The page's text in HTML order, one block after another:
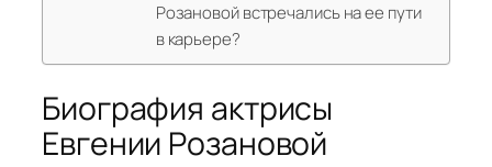
Розановой встречались на ее пути
в карьере?
Биография актрисы
Евгении Розановой